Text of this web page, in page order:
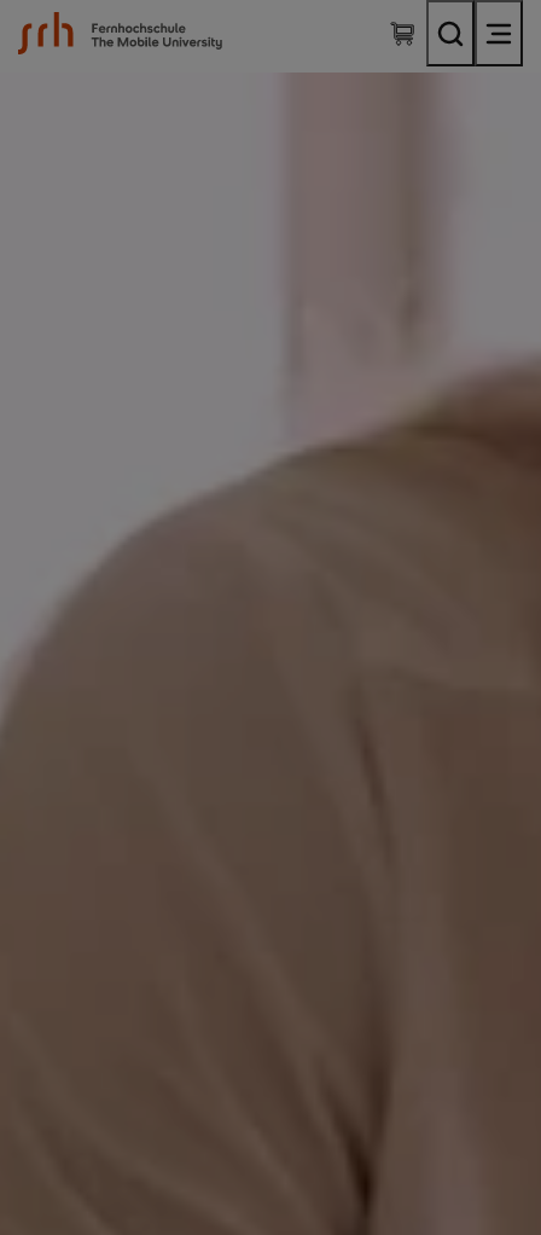
SRH Fernhochschule - The Mobile University